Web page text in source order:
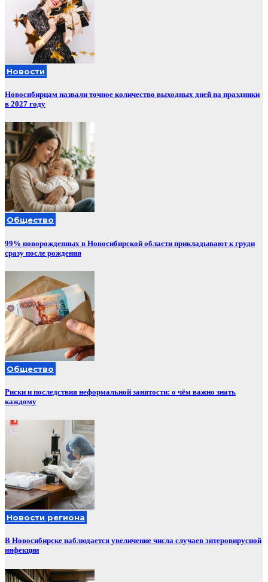
Новости
Новосибирцам назвали точное количество выходных дней на праздники
в 2027 году
Общество
99% новорожденных в Новосибирской области прикладывают к груди
сразу после рождения
Общество
Риски и последствия неформальной занятости: о чём важно знать
каждому
Новости региона
В Новосибирске наблюдается увеличение числа случаев энтеровирусной
инфекции